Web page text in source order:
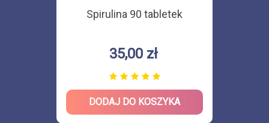
Spirulina 90 tabletek
35,00 zł
DODAJ DO KOSZYKA